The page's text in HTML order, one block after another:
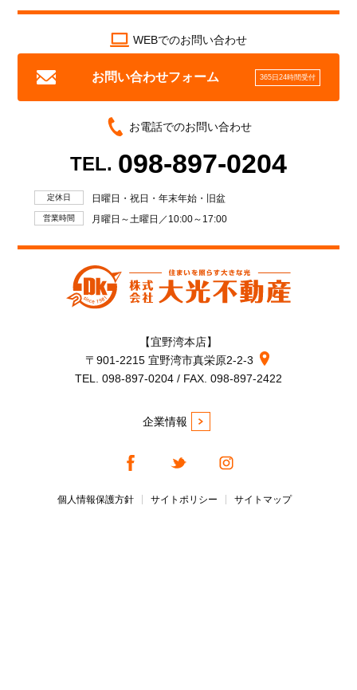
WEBでのお問い合わせ
お問い合わせフォーム 365日24時間受付
お電話でのお問い合わせ
TEL. 098-897-0204
定休日 日曜日・祝日・年末年始・旧盆
営業時間 月曜日～土曜日／10:00～17:00
【宜野湾本店】
〒901-2215 宜野湾市真栄原2-2-3
TEL. 098-897-0204 / FAX. 098-897-2422
企業情報
個人情報保護方針 サイトポリシー サイトマップ